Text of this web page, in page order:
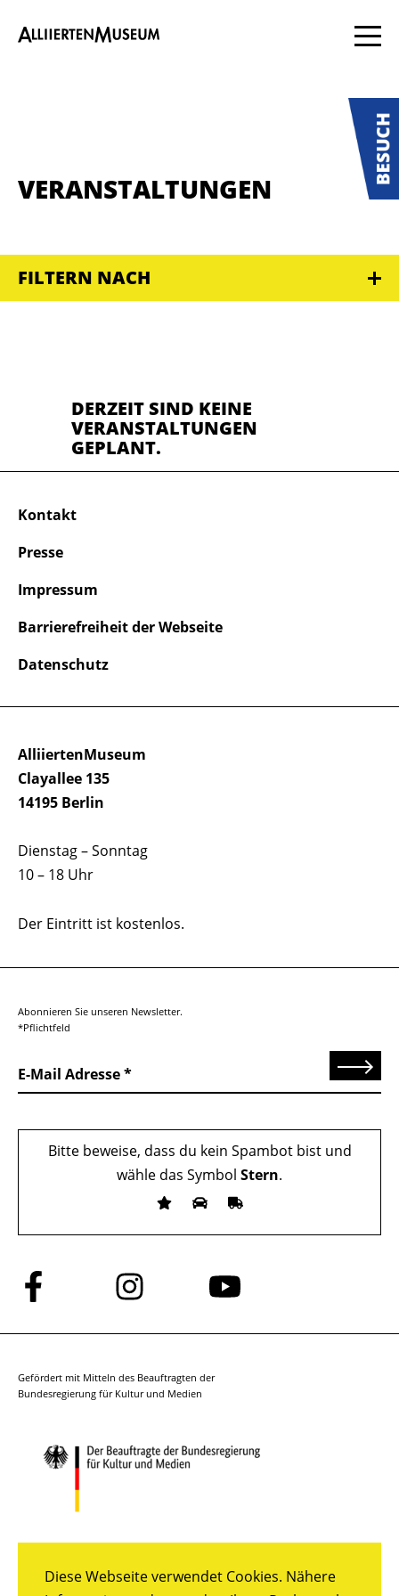
Diese Webseite verwendet Cookies. Nähere
VERANSTALTUNGEN
FILTERN NACH
DERZEIT SIND KEINE
VERANSTALTUNGEN
GEPLANT.
AlliiertenMuseum
Clayallee 135
14195 Berlin
Dienstag – Sonntag
10 – 18 Uhr
Der Eintritt ist kostenlos.
Kontakt
Presse
Impressum
Barrierefreiheit der Webseite
Datenschutz
Abonnieren Sie unseren Newsletter.
*Pflichtfeld
E-Mail Adresse Senden
Bitte beweise, dass du kein Spambot bist und
wähle das Symbol Stern.
Folge
uns
auf
Folge
uns
auf
Folge
auf
Gefördert mit Mitteln des Beauftragten der
Bundesregierung für Kultur und Medien